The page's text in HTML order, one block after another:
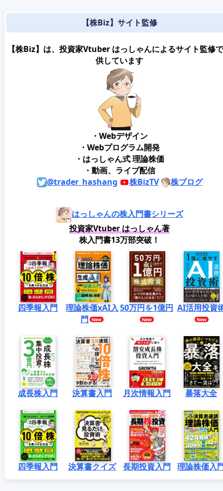
【株Biz】サイト監修
【株Biz】は、投資家Vtuber はっしゃんによるサイト監修
供しています
・Webデザイン
・Webプログラム開発
・はっしゃん式 理論株価
・動画、ライブ配信
@trader_hashang
株BizTV 株ブログ
はっしゃんの株入門書シリーズ
投資家Vtuber はっしゃん著
株入門書13万部突破！
四季報入門
理論株価xAI入
門
50万円を1億円 AI活用投資
成長株入門 決算書入門 月次情報入門 暴落大全
四季報入門 決算書クイズ 長期投資入門 理論株価入